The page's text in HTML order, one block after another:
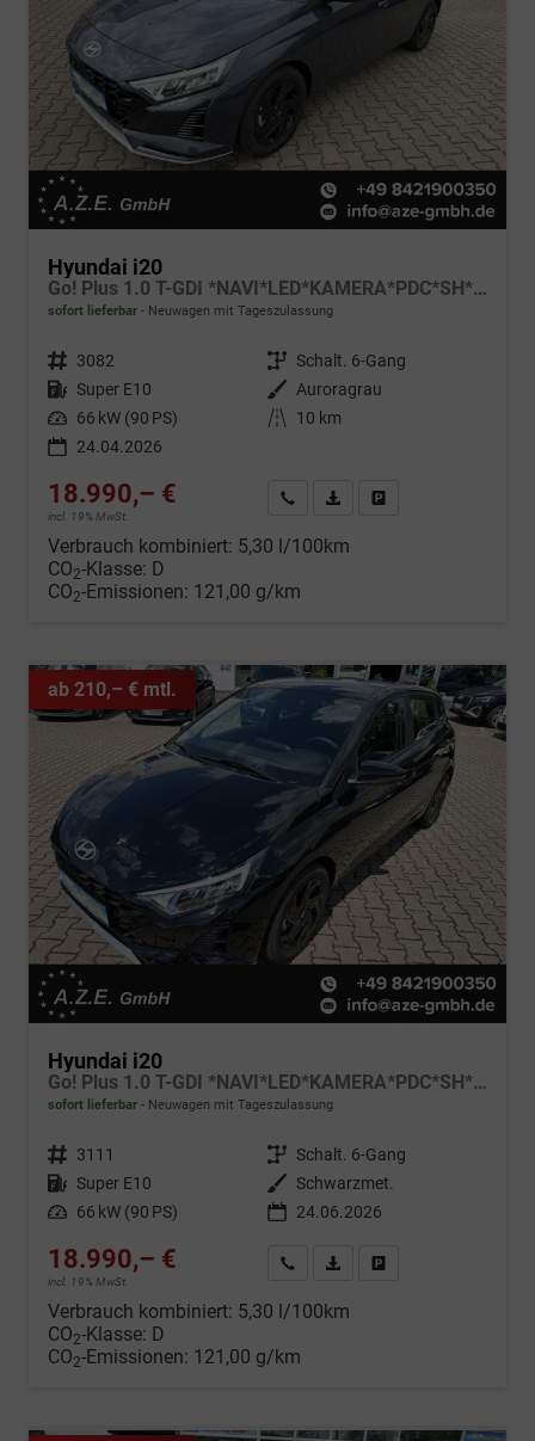
Hyundai i20
Go! Plus 1.0 T-GDI *NAVI*LED*KAMERA*PDC*SH*LHZ*2026!
sofort lieferbar Neuwagen mit Tageszulassung
Fahrzeugnr. 3082 Getriebe Schalt. 6-Gang
Kraftstoff Super E10 Außenfarbe Auroragrau
Leistung 66 kW (90 PS) Kilometerstand
10 km
24.04.2026
18.990,– €
incl. 19% MwSt.
Wir rufen Sie anFahrzeugexposé (PDF)
Verbrauch kombiniert: 5,30 l/100km
CO2-Klasse: D
CO2-Emissionen: 121,00 g/km
ab 210,– € mtl.
Hyundai i20
Go! Plus 1.0 T-GDI *NAVI*LED*KAMERA*PDC*SH*LHZ*2026!
sofort lieferbar Neuwagen mit Tageszulassung
Fahrzeugnr. 3111 Getriebe Schalt. 6-Gang
Kraftstoff Super E10 Außenfarbe Schwarzmet.
Leistung 66 kW (90 PS) 24.06.2026
18.990,– €
incl. 19% MwSt.
Wir rufen Sie anFahrzeugexposé (PDF)
Verbrauch kombiniert: 5,30 l/100km
CO2-Klasse: D
CO2-Emissionen: 121,00 g/km